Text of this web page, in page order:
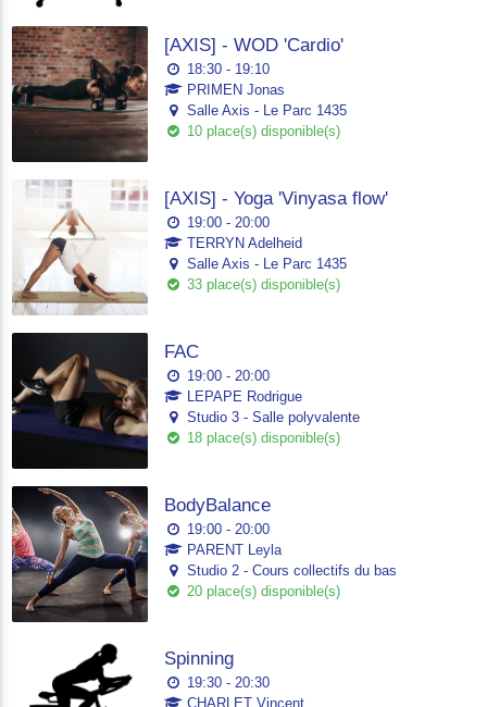
[AXIS] - WOD 'Cardio'
18:30 - 19:10
PRIMEN Jonas
Salle Axis - Le Parc 1435
10 place(s) disponible(s)
[AXIS] - Yoga 'Vinyasa flow'
19:00 - 20:00
TERRYN Adelheid
Salle Axis - Le Parc 1435
33 place(s) disponible(s)
FAC
19:00 - 20:00
LEPAPE Rodrigue
Studio 3 - Salle polyvalente
18 place(s) disponible(s)
BodyBalance
19:00 - 20:00
PARENT Leyla
Studio 2 - Cours collectifs du bas
20 place(s) disponible(s)
Spinning
19:30 - 20:30
CHARLET Vincent